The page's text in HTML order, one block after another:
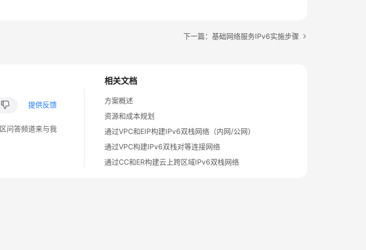
下一篇：基础网络服务IPv6实施步骤
相关文档
方案概述
资源和成本规划
通过VPC和EIP构建IPv6双栈网络（内网/公网）
通过VPC构建IPv6双栈对等连接网络
通过CC和ER构建云上跨区域IPv6双栈网络
提供反馈
问答频道来与我